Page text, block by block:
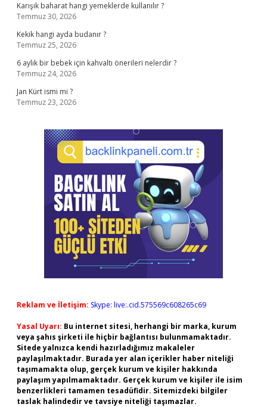
Karışık baharat hangi yemeklerde kullanılır ?
Temmuz 30, 2026
Kekik hangi ayda budanır ?
Temmuz 25, 2026
6 aylık bir bebek için kahvaltı önerileri nelerdir ?
Temmuz 24, 2026
Jan Kürt ismi mi ?
Temmuz 23, 2026
Reklam ve İletişim: Skype: live:.cid.575569c608265c69
Yasal Uyarı: Bu internet sitesi, herhangi bir marka, kurum
veya şahıs şirketi ile hiçbir bağlantısı bulunmamaktadır.
Sitede yalnızca kendi hazırladığımız makaleler
paylaşılmaktadır. Burada yer alan içerikler haber niteliği
taşımamakta olup, gerçek kurum ve kişiler hakkında
paylaşım yapılmamaktadır. Gerçek kurum ve kişiler ile isim
benzerlikleri tamamen tesadüfidir. Sitemizdeki bilgiler
taslak halindedir ve tavsiye niteliği taşımazlar.